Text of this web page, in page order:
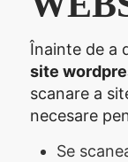
Înainte de a
site
scanare a
necesare
Se